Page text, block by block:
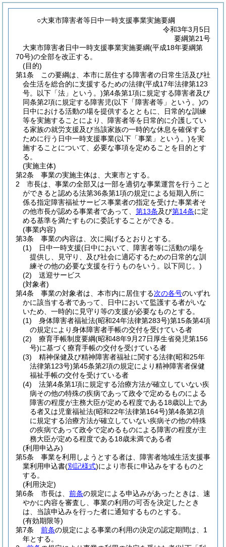
○大東市障害者等日中一時支援事業実施要綱
令和3年3月5日
要綱第21号
大東市障害者日中一時支援事業実施要綱(平成18年要綱第
70号)の全部を改正する。
(目的)
第1条
この要綱は、本市に居住する障害者の日常生活及び社
会生活を総合的に支援するための法律(平成17年法律第123
号。以下「法」という。)第4条第1項に規定する障害者及び
同条第2項に規定する障害児(以下「障害者等」という。)の
日中における活動の場を提供するとともに、日常的な訓練
等を実施することにより、障害者等を日常的に介護してい
る家族の就労支援及び当該家族の一時的な休息を確保する
ために行う日中一時支援事業(以下「事業」という。)を実
施することについて、必要な事項を定めることを目的とす
る。
(実施主体)
第2条
事業の実施主体は、大東市とする。
2
市長は、事業の全部又は一部を適切な事業運営を行うこと
ができると認める法第36条第1項の規定による短期入所に
係る指定障害福祉サービス事業者の指定を受けた事業者そ
の他市長が認める事業者であって、 第13条及び第14条に定
める基準を満たすものに委託することができる。
(事業内容)
第3条
事業の内容は、次に掲げるとおりとする。
(1)
日中一時支援(日中において、障害者等に活動の場を
提供し、見守り、及び社会に適応するための日常的な訓
練その他の必要な支援を行うものをいう。以下同じ。)
(2)
送迎サービス
(対象者)
第4条
事業の対象者は、本市内に居住する次の各号のいずれ
かに該当する者であって、日中において監護する者がいな
いため、一時的に見守り等の支援が必要なものとする。
(1)
身体障害者福祉法(昭和24年法律第283号)第15条第4項
の規定により身体障害者手帳の交付を受けている者
(2)
療育手帳制度要綱(昭和48年9月27日厚生省発児第156
号)に基づく療育手帳の交付を受けている者
(3)
精神保健及び精神障害者福祉に関する法律(昭和25年
法律第123号)第45条第2項の規定により精神障害者保健
福祉手帳の交付を受けている者
(4)
法第4条第1項に規定する治療方法が確立していない疾
病その他の特殊の疾病であって政令で定めるものによる
障害の程度が主務大臣が定める程度である18歳以上であ
る者又は児童福祉法(昭和22年法律第164号)第4条第2項
に規定する治療方法が確立していない疾病その他の特殊
の疾病であって政令で定めるものによる障害の程度が主
務大臣が定める程度である18歳未満である者
(利用申込み)
第5条
事業を利用しようとする者は、障害者地域生活支援事
業利用申込書(別記様式)により市長に申込みをするものと
する。
(利用決定)
第6条
市長は、 前条の規定による申込みがあったときは、速
やかに内容を審査し、事業の利用の可否を決定したとき
は、当該申込みを行った者に通知するものとする。
(有効期限等)
第7条
前条の規定による事業の利用の決定の認定期間は、1
年とする。